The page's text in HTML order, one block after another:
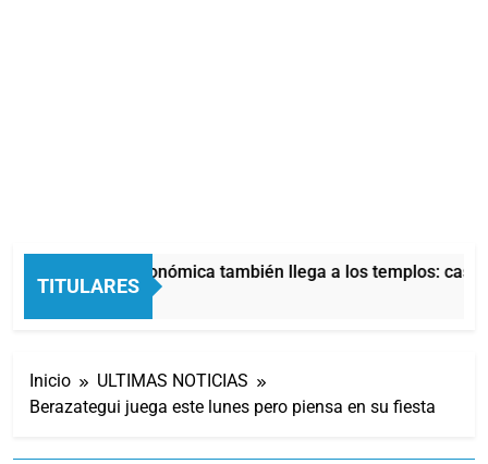
TITULARES
La crisis económica también llega a los templos: casi
9 Horas Atrás
Inicio
ULTIMAS NOTICIAS
Berazategui juega este lunes pero piensa en su fiesta